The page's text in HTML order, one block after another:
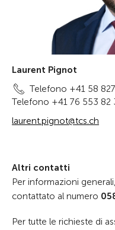
Laurent Pignot
Telefono +41 58
Telefono +41 76 553 82
laurent.pignot@tcs.ch
Altri contatti
Per informazioni
contattato al numero
Per tutte le richieste di